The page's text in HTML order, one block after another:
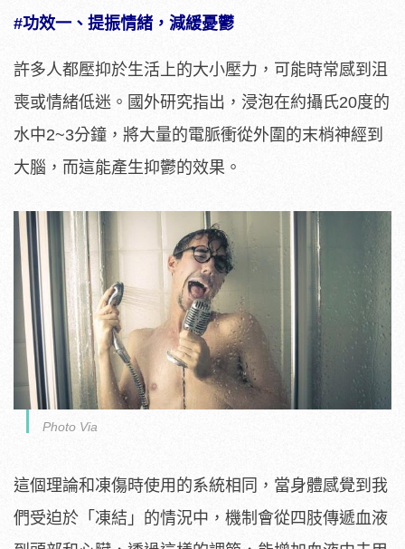
#功效一、提振情緒，減緩憂鬱
許多人都壓抑於生活上的大小壓力，可能時常感到沮
喪或情緒低迷。國外研究指出，浸泡在約攝氏20度的
水中2~3分鐘，將大量的電脈衝從外圍的末梢神經到
大腦，而這能產生抑鬱的效果。
Photo Via
這個理論和凍傷時使用的系統相同，當身體感覺到我
們受迫於「凍結」的情況中，機制會從四肢傳遞血液